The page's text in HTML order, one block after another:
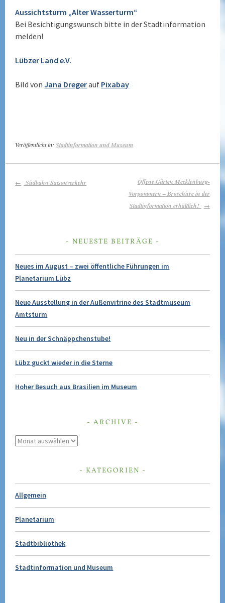
Aussichtsturm „Alter Wasserturm“
Bei Besichtigungswunsch bitte in der Stadtinformation
melden!
Lübzer Land e.V.
Bild vonJana Dregerauf Pixabay
Veröffentlicht in:Stadtinformation und Museum
BEITRAGS-
Südbahn Saisonverkehr
Offene Gärten Mecklenburg-
Vorpommern – Broschüre in der
Stadtinformation erhältlich!
NEUESTE BEITRÄGE
Neues im August – zwei öffentliche Führungen im
Planetarium Lübz
Neue Ausstellung in der Außenvitrine des Stadtmuseum
Amtsturm
Neu in der Schnäppchenstube!
Lübz guckt wieder in die Sterne
Hoher Besuch aus Brasilien im Museum
ARCHIVE
Archive
KATEGORIEN
Allgemein
Planetarium
Stadtbibliothek
Stadtinformation und Museum